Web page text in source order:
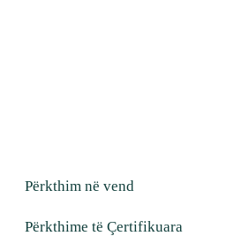
Përkthim në vend
Përkthime të Çertifikuara